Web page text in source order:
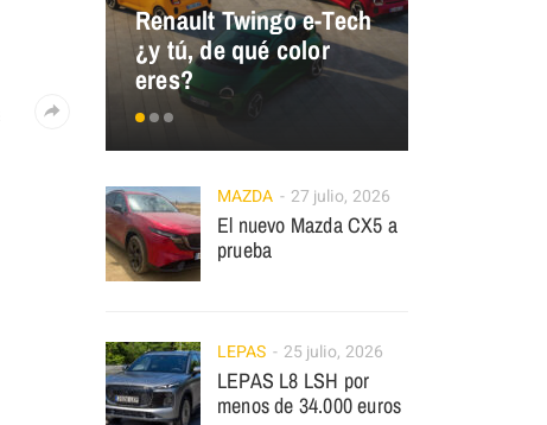
Renault Twingo e-Tech
¿y tú, de qué color
eres?
MAZDA 27 julio, 2026
El nuevo Mazda CX5 a
prueba
LEPAS 25 julio, 2026
LEPAS L8 LSH por
menos de 34.000 euros